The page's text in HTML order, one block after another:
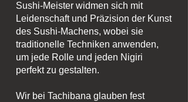
Sushi-Meister widmen sich mit
Leidenschaft und Präzision der Kunst
des Sushi-Machens, wobei sie
traditionelle Techniken anwenden,
um jede Rolle und jeden Nigiri
perfekt zu gestalten.
Wir bei Tachibana glauben fest